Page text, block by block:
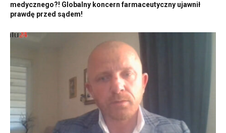
medycznego?! Globalny koncern farmaceutyczny ujawnił
prawdę przed sądem!